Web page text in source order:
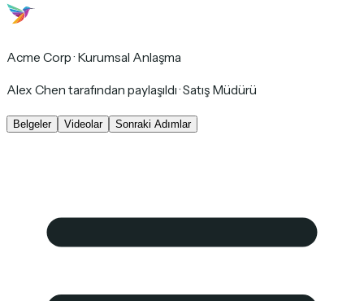
Acme Corp · Kurumsal Anlaşma
Alex Chen tarafından paylaşıldı · Satış Müdürü
Belgeler Videolar Sonraki Adımlar